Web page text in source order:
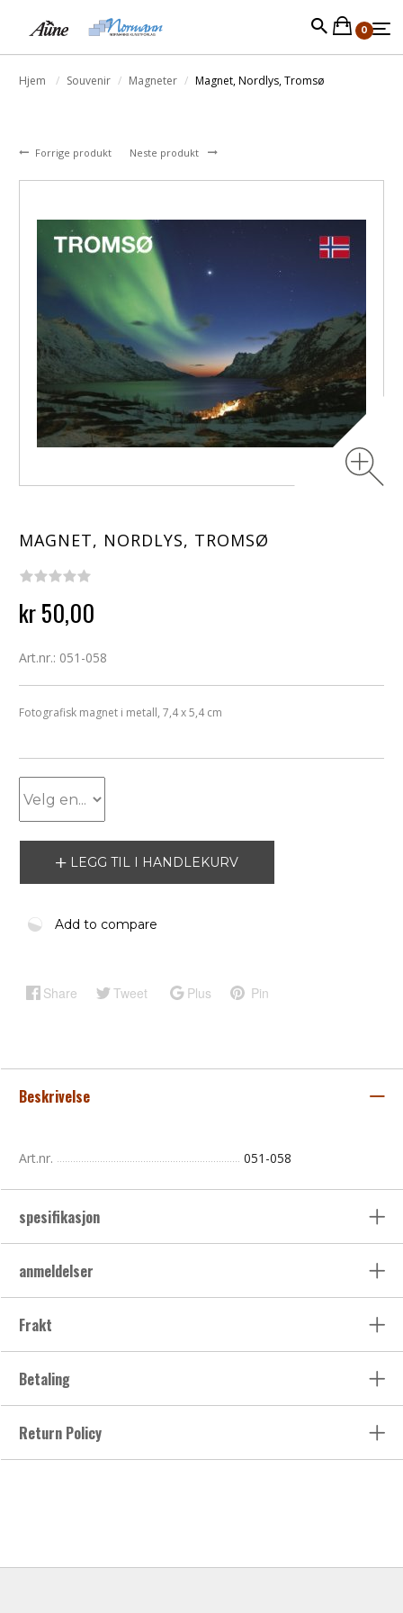
0
Hjem Souvenir Magneter Magnet, Nordlys, Tromsø
Forrige produkt Neste produkt
MAGNET, NORDLYS, TROMSØ
kr 50,00
Art.nr.: 051-058
Fotografisk magnet i metall, 7,4 x 5,4 cm
LEGG TIL I HANDLEKURV
Add to compare
Share Tweet Plus Pin
Beskrivelse
Art.nr. 051-058
spesifikasjon
anmeldelser
Frakt
Betaling
Return Policy